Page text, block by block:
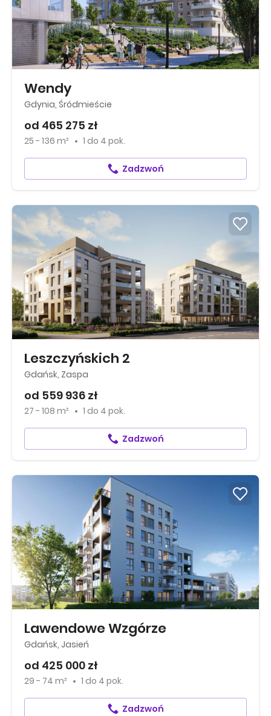
Wendy
Gdynia, Śródmieście
od 465 275 zł
25 - 136 m² 1 do 4 pok.
Zadzwoń
Leszczyńskich 2
Gdańsk, Zaspa
od 559 936 zł
27 - 108 m² 1 do 4 pok.
Zadzwoń
Lawendowe Wzgórze
Gdańsk, Jasień
od 425 000 zł
29 - 74 m² 1 do 4 pok.
Zadzwoń